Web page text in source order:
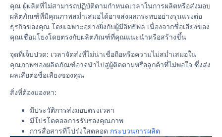
คุณ ผู้ผลิตที่ไม่สามารถปฏิบัติตามกำหนดเวลาในการผลิตหรือส่งมอบ
ผลิตภัณฑ์ที่มีคุณภาพสม่ำเสมอได้อาจส่งผลกระทบอย่างรุนแรงต่อ
ธุรกิจของคุณ โดยเฉพาะอย่างยิ่งกับผู้มีอิทธิพล เนื่องจากชื่อเสียงของ
คุณเชื่อมโยงโดยตรงกับผลิตภัณฑ์ที่คุณแนะนำหรือสร้างขึ้น
จุดที่เจ็บปวด: เวลาจัดส่งที่ไม่น่าเชื่อถือหรือความไม่สม่ำเสมอใน
คุณภาพของผลิตภัณฑ์อาจนำไปสู่ผู้ติดตามหรือลูกค้าที่ไม่พอใจ ซึ่งส่ง
ผลเสียต่อชื่อเสียงของคุณ
สิ่งที่ต้องมองหา:
มีประวัติการส่งมอบตรงเวลา
มีโปรโตคอลการรับรองคุณภาพ
การสื่อสารที่โปร่งใสตลอด กระบวนการผลิต